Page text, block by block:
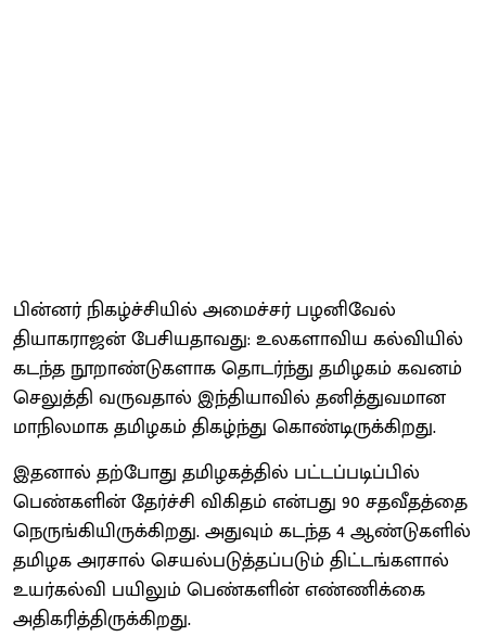
பின்னர் நிகழ்ச்சியில் அமைச்சர் பழனிவேல்
தியாகராஜன் பேசியதாவது: உலகளாவிய கல்வியில்
கடந்த நூறாண்டுகளாக தொடர்ந்து தமிழகம் கவனம்
செலுத்தி வருவதால் இந்தியாவில் தனித்துவமான
மாநிலமாக தமிழகம் திகழ்ந்து கொண்டிருக்கிறது.
இதனால் தற்போது தமிழகத்தில் பட்டப்படிப்பில்
பெண்களின் தேர்ச்சி விகிதம் என்பது 90 சதவீதத்தை
நெருங்கியிருக்கிறது. அதுவும் கடந்த 4 ஆண்டுகளில்
தமிழக அரசால் செயல்படுத்தப்படும் திட்டங்களால்
உயர்கல்வி பயிலும் பெண்களின் எண்ணிக்கை
அதிகரித்திருக்கிறது.